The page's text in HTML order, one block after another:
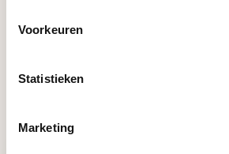
Voorkeuren
Statistieken
Marketing